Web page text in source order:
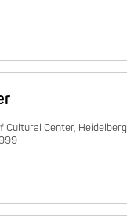
Cultural Center, Heidelberg